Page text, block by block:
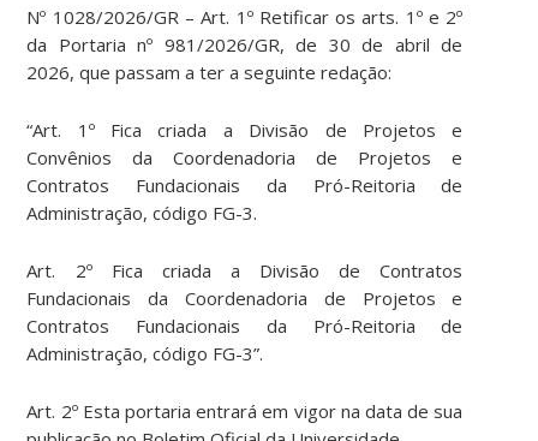
Nº 1028/2026/GR – Art. 1º Retificar os arts. 1º e 2º
da Portaria nº 981/2026/GR, de 30 de abril de
2026, que passam a ter a seguinte redação:
“Art. 1º Fica criada a Divisão de Projetos e
Convênios da Coordenadoria de Projetos e
Contratos Fundacionais da Pró-Reitoria de
Administração, código FG-3.
Art. 2º Fica criada a Divisão de Contratos
Fundacionais da Coordenadoria de Projetos e
Contratos Fundacionais da Pró-Reitoria de
Administração, código FG-3”.
Art. 2º Esta portaria entrará em vigor na data de sua